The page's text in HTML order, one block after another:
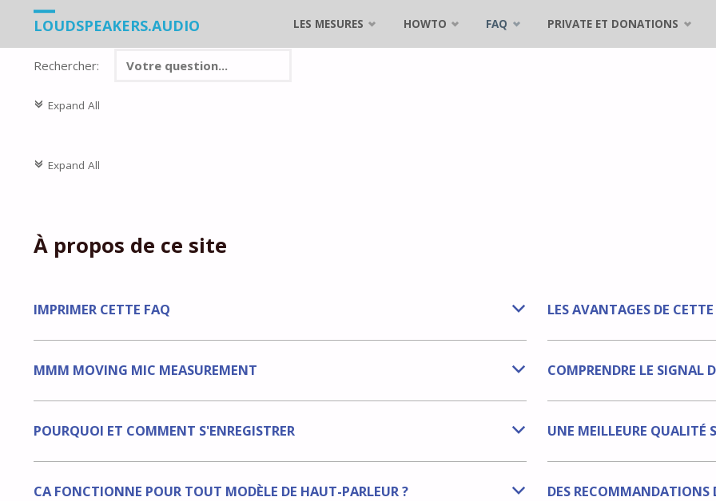
LOUDSPEAKERS.AUDIO Skip
LES MESURES HOWTO FAQ PRIVATE ET DONATIONS
Rechercher:
c Expand All
c Expand All
À propos de ce site
b
IMPRIMER CETTE FAQ LES AVANTAGES DE
b
MMM MOVING MIC MEASUREMENT COMPRENDRE LE SIGNAL
b
POURQUOI ET COMMENT S'ENREGISTRER UNE MEILLEURE QUALITÉ
b
CA FONCTIONNE POUR TOUT MODÈLE DE HAUT-PARLEUR ? DES RECOMMANDATIONS